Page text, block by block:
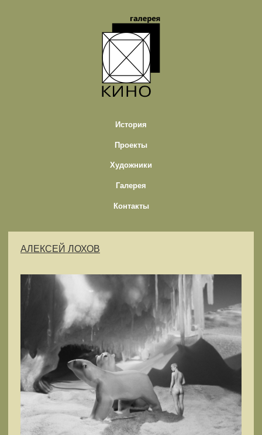
История
Проекты
Художники
Галерея
Контакты
АЛЕКСЕЙ ЛОХОВ